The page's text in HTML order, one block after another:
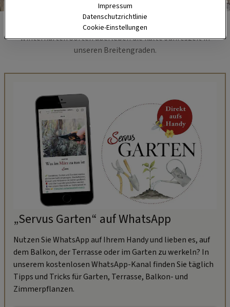
Foto: Thinkstock
Holen Sie den Rosmarin ins Haus – nicht einmal die
winterharten Sorten überleben die kalte Jahreszeit in
unseren Breitengraden.
„Servus Garten“ auf WhatsApp
Nutzen Sie WhatsApp auf Ihrem Handy und lieben es, auf
dem Balkon, der Terrasse oder im Garten zu werkeln? In
unserem kostenlosen WhatsApp-Kanal finden Sie täglich
Tipps und Tricks für Garten, Terrasse, Balkon- und
Zimmerpflanzen.
Impressum
Datenschutzrichtlinie
Cookie-Einstellungen